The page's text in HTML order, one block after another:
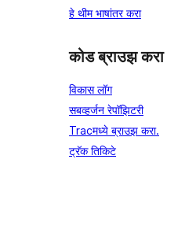
हे थीम भाषांतर करा
कोड ब्राउझ करा
विकास लॉग
सबव्हर्जन रेपॉझिटरी
Tracमध्ये ब्राउझ करा.
ट्रॅक तिकिटे